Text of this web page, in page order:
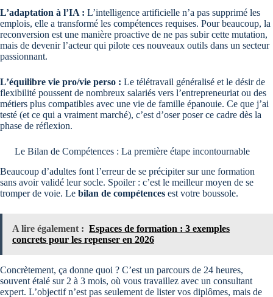
L’adaptation à l’IA : L’intelligence artificielle n’a pas supprimé les
emplois, elle a transformé les compétences requises. Pour beaucoup, la
reconversion est une manière proactive de ne pas subir cette mutation,
mais de devenir l’acteur qui pilote ces nouveaux outils dans un secteur
passionnant.
L’équilibre vie pro/vie perso : Le télétravail généralisé et le désir de
flexibilité poussent de nombreux salariés vers l’entrepreneuriat ou des
métiers plus compatibles avec une vie de famille épanouie. Ce que j’ai
testé (et ce qui a vraiment marché), c’est d’oser poser ce cadre dès la
phase de réflexion.
Le Bilan de Compétences : La première étape incontournable
Beaucoup d’adultes font l’erreur de se précipiter sur une formation
sans avoir validé leur socle. Spoiler : c’est le meilleur moyen de se
tromper de voie. Le bilan de compétences est votre boussole.
A lire également : Espaces de formation : 3 exemples
concrets pour les repenser en 2026
Concrètement, ça donne quoi ? C’est un parcours de 24 heures,
souvent étalé sur 2 à 3 mois, où vous travaillez avec un consultant
expert. L’objectif n’est pas seulement de lister vos diplômes, mais de